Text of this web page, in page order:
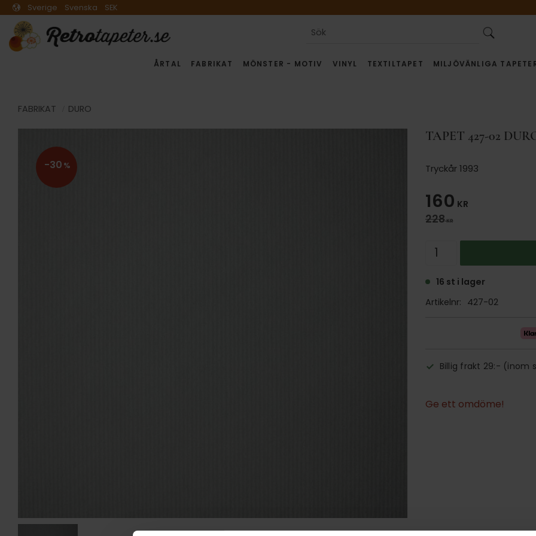
Sverige Svenska SEK
ÅRTAL FABRIKAT MÖNSTER - MOTIV VINYL TEXTILTAPET MILJÖVÄNLIGA
FABRIKAT DURO
TAPET 427-02
Tryckår 1993
30 %
Nedsatt pris:
160 KR
Ordinarie pris:
228KR
16 st i lager
Artikelnr
427-02
Ge ett omdöme!
Billig frakt 29:- (inom